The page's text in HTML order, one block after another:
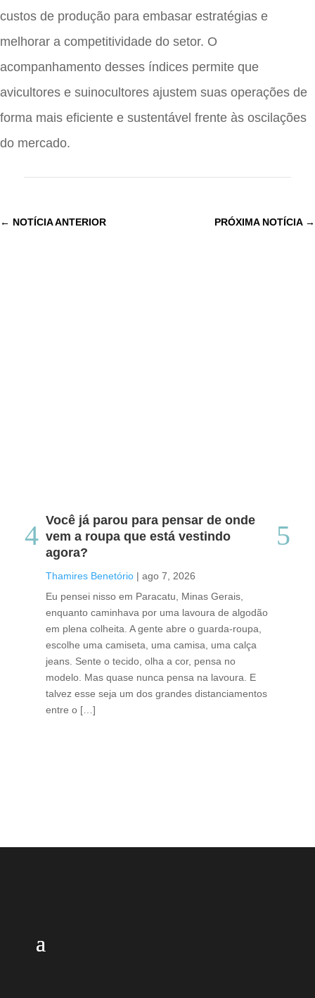
custos de produção para embasar estratégias e
melhorar a competitividade do setor. O
acompanhamento desses índices permite que
avicultores e suinocultores ajustem suas operações de
forma mais eficiente e sustentável frente às oscilações
do mercado.
← NOTÍCIA ANTERIOR PRÓXIMA NOTÍCIA→
Você já parou para pensar de onde
vem a roupa que está vestindo
agora?
Thamires Benetório | ago 7, 2026
Eu pensei nisso em Paracatu, Minas Gerais,
enquanto caminhava por uma lavoura de algodão
em plena colheita. A gente abre o guarda-roupa,
escolhe uma camiseta, uma camisa, uma calça
jeans. Sente o tecido, olha a cor, pensa no
modelo. Mas quase nunca pensa na lavoura. E
talvez esse seja um dos grandes distanciamentos
entre o […]